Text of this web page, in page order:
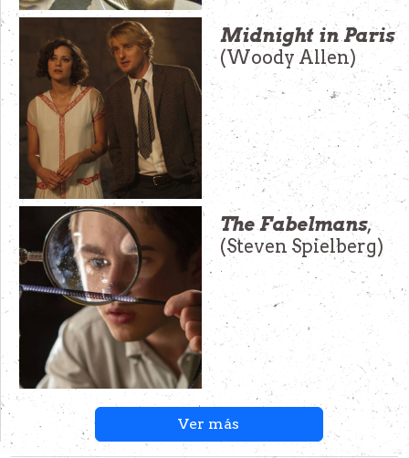
Midnight in Paris
(Woody Allen)
The Fabelmans,
(Steven Spielberg)
Ver más